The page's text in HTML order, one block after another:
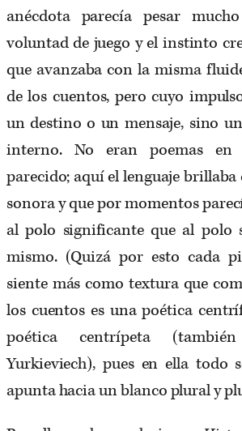
anécdota parecía pesar
voluntad de juego y el instinto
que avanzaba con la misma
de los cuentos, pero cuyo
un destino o un mensaje, sino
interno. No eran poemas
parecido; aquí el lenguaje brillaba
sonora y que por momentos
al polo significante que al polo
mismo. (Quizá por esto cada
siente más como textura que
los cuentos es una poética
poética centrípeta (también
Yurkieviech), pues en ella todo
apunta hacia un blanco plural y